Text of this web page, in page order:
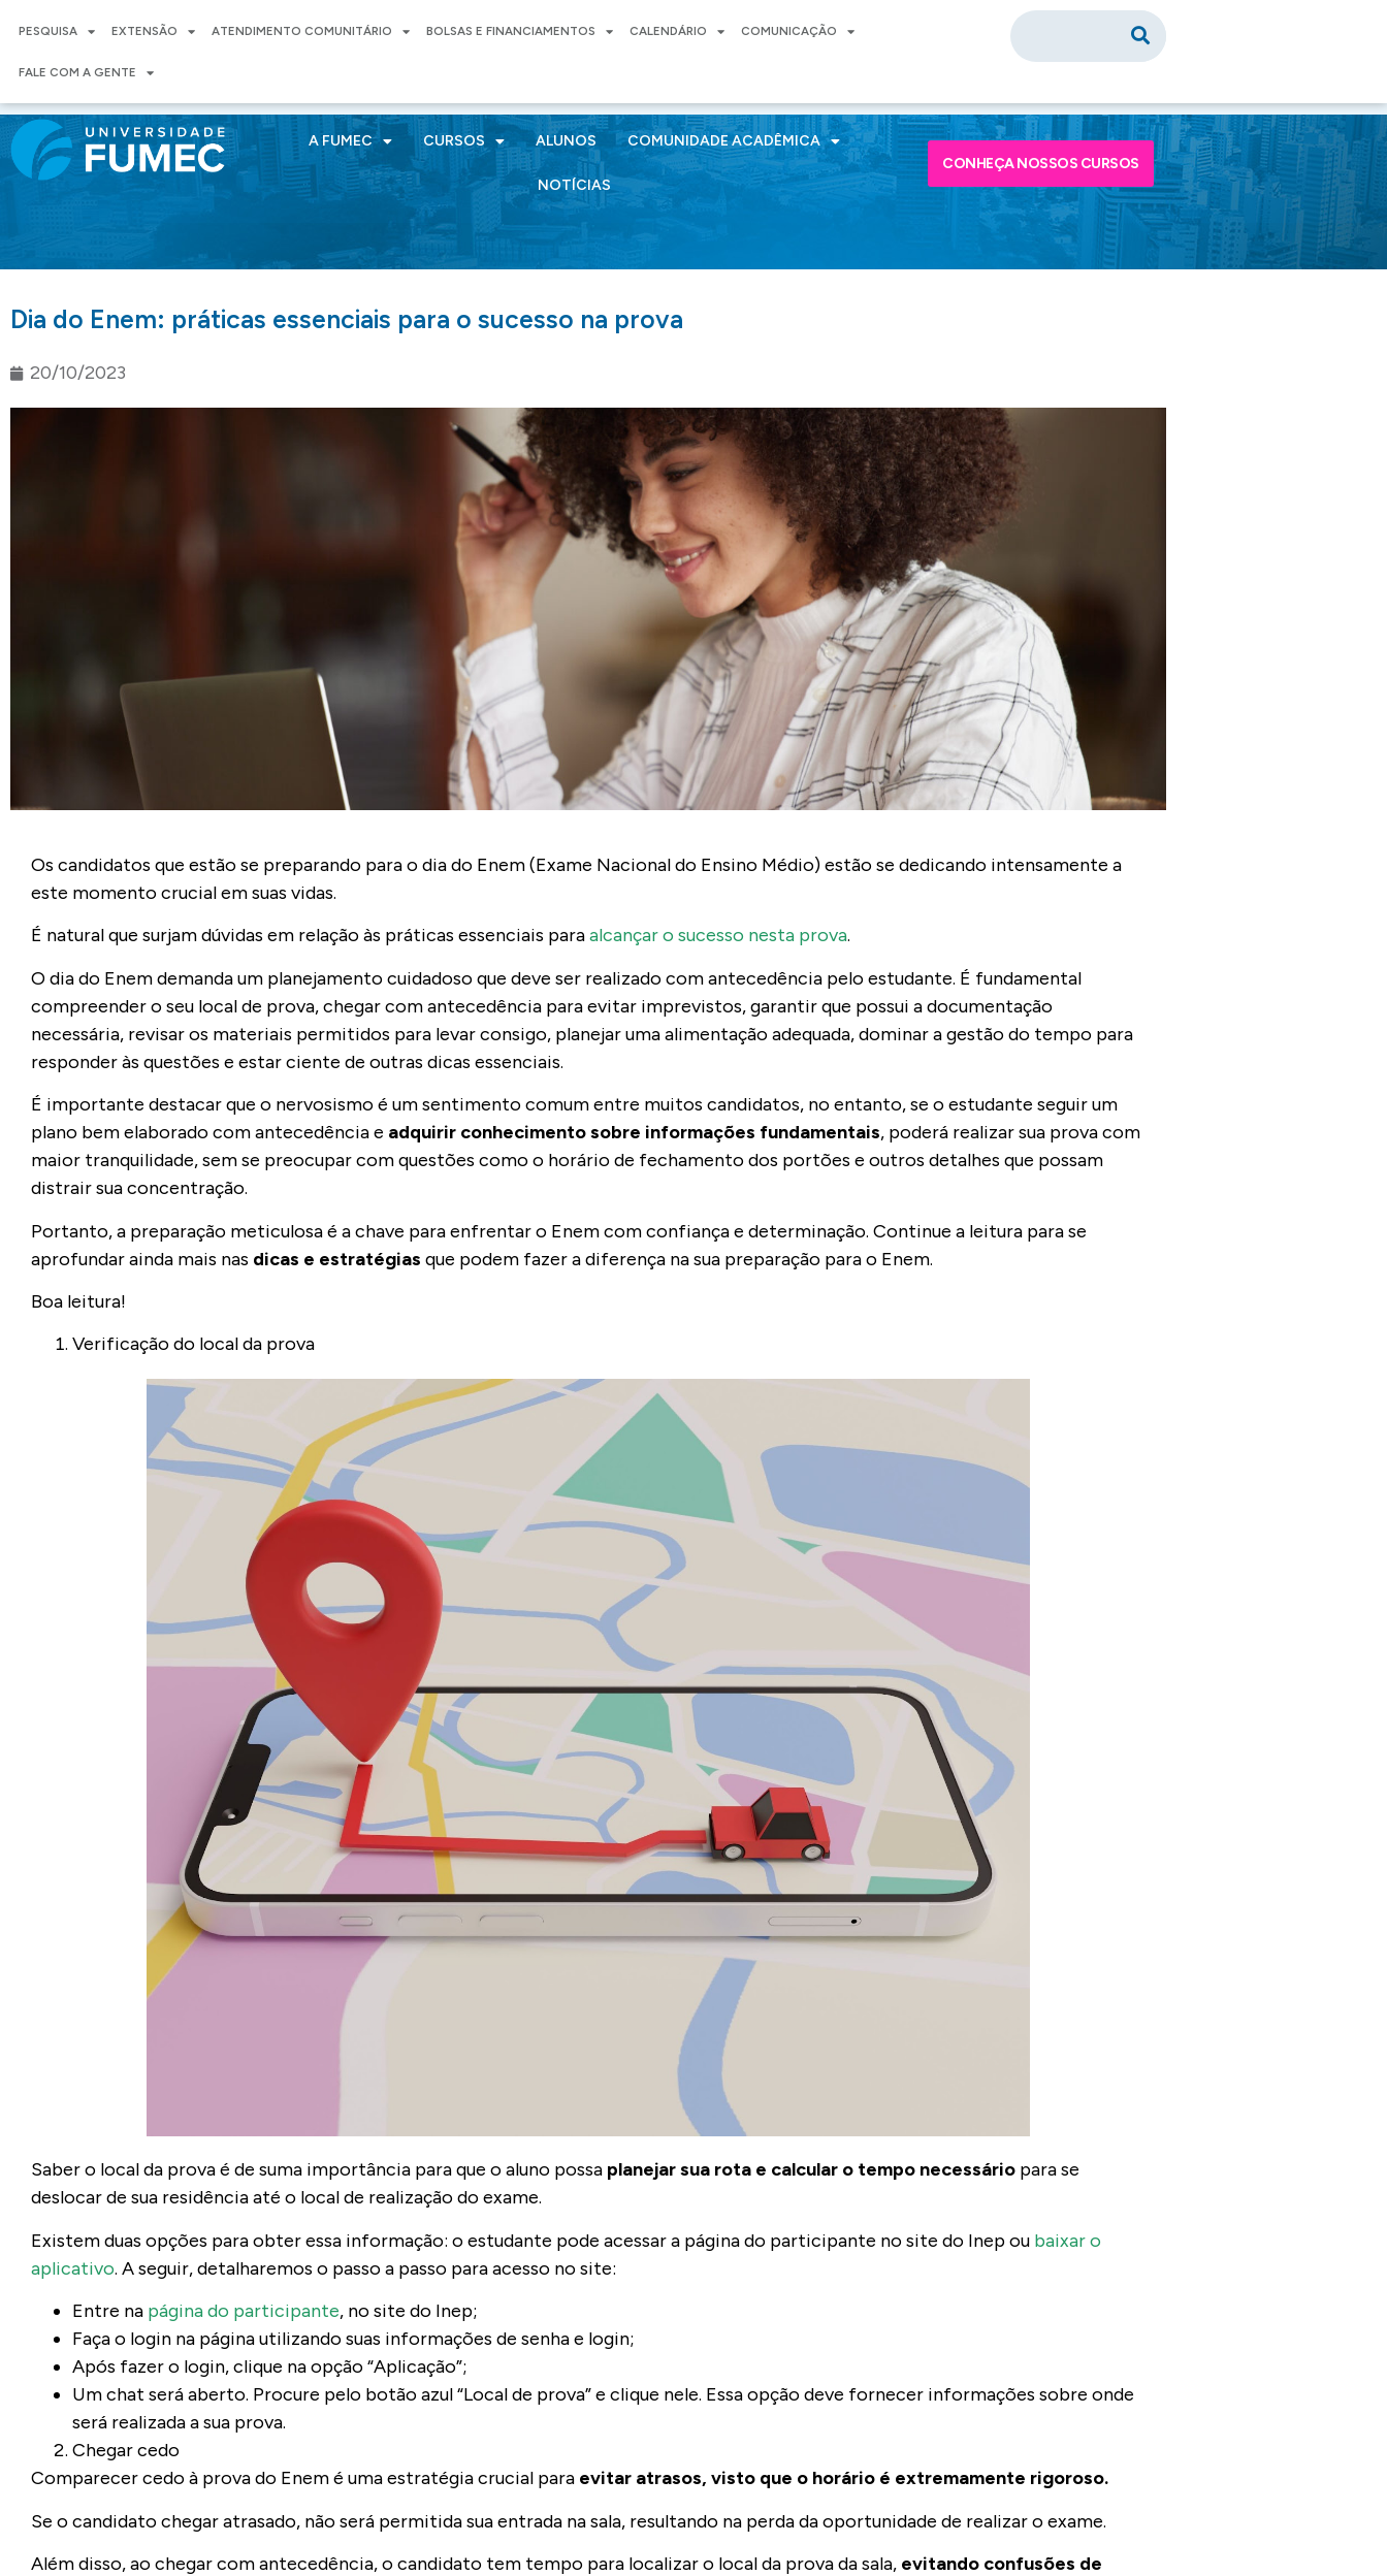
PESQUISA EXTENSÃO ATENDIMENTO COMUNITÁRIO BOLSAS E FINANCIAMENTOS CALENDÁRIO COMUNICAÇÃO
FALE COM A GENTE
A FUMEC CURSOS ALUNOS COMUNIDADE ACADÊMICA
NOTÍCIAS
CONHEÇA NOSSOS CURSOS
Dia do Enem: práticas essenciais para o sucesso na prova
20/10/2023
Os candidatos que estão se preparando para o dia do Enem (Exame Nacional do Ensino Médio) estão se dedicando intensamente a
este momento crucial em suas vidas.
É natural que surjam dúvidas em relação às práticas essenciais paraalcançar o sucesso nesta prova.
O dia do Enem demanda um planejamento cuidadoso que deve ser realizado com antecedência pelo estudante. É fundamental
compreender o seu local de prova, chegar com antecedência para evitar imprevistos, garantir que possui a documentação
necessária, revisar os materiais permitidos para levar consigo, planejar uma alimentação adequada, dominar a gestão do tempo para
responder às questões e estar ciente de outras dicas essenciais.
É importante destacar que o nervosismo é um sentimento comum entre muitos candidatos, no entanto, se o estudante seguir um
plano bem elaborado com antecedência e adquirir conhecimento sobre informações fundamentais, poderá realizar sua prova com
maior tranquilidade, sem se preocupar com questões como o horário de fechamento dos portões e outros detalhes que possam
distrair sua concentração.
Portanto, a preparação meticulosa é a chave para enfrentar o Enem com confiança e determinação. Continue a leitura para se
aprofundar ainda mais nas dicas e estratégias que podem fazer a diferença na sua preparação para o Enem.
Boa leitura!
Verificação do local da prova
Saber o local da prova é de suma importância para que o aluno possa planejar sua rota e calcular o tempo necessário para se
deslocar de sua residência até o local de realização do exame.
Existem duas opções para obter essa informação: o estudante pode acessar a página do participante no site do Inep ou baixar o
aplicativo. A seguir, detalharemos o passo a passo para acesso no site:
Entre na página do participante, no site do Inep;
Faça o login na página utilizando suas informações de senha e login;
Após fazer o login, clique na opção “Aplicação”;
Um chat será aberto. Procure pelo botão azul “Local de prova” e clique nele. Essa opção deve fornecer informações sobre onde
será realizada a sua prova.
Chegar cedo
Comparecer cedo à prova do Enem é uma estratégia crucial para evitar atrasos, visto que o horário é extremamente rigoroso.
Se o candidato chegar atrasado, não será permitida sua entrada na sala, resultando na perda da oportunidade de realizar o exame.
Além disso, ao chegar com antecedência, o candidato tem tempo para localizar o local da prova da sala, evitando confusões de